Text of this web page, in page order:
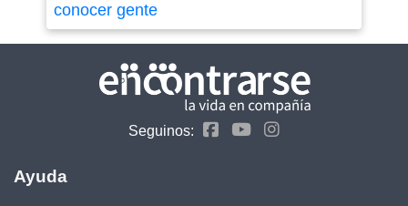
conocer gente
Seguinos:
Ayuda